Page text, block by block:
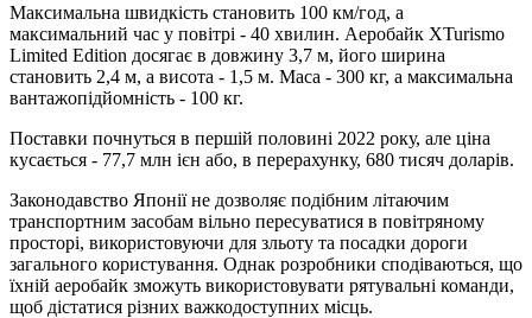
Максимальна швидкість становить 100 км/год, а
максимальний час у повітрі - 40 хвилин. Аеробайк XTurismo
Limited Edition досягає в довжину 3,7 м, його ширина
становить 2,4 м, а висота - 1,5 м. Маса - 300 кг, а максимальна
вантажопідйомність - 100 кг.
Поставки почнуться в першій половині 2022 року, але ціна
кусається - 77,7 млн ​​ієн або, в перерахунку, 680 тисяч доларів.
Законодавство Японії не дозволяє подібним літаючим
транспортним засобам вільно пересуватися в повітряному
просторі, використовуючи для зльоту та посадки дороги
загального користування. Однак розробники сподіваються, що
їхній аеробайк зможуть використовувати рятувальні команди,
щоб дістатися різних важкодоступних місць.